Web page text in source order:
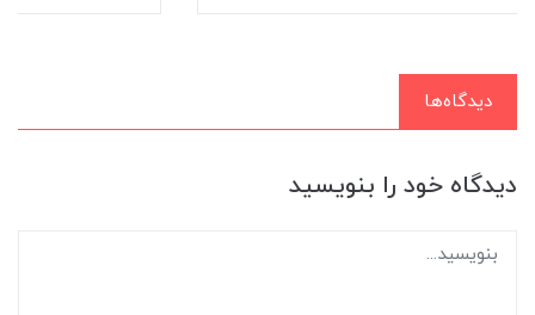
دیدگاه‌ها
دیدگاه خود را بنویسید